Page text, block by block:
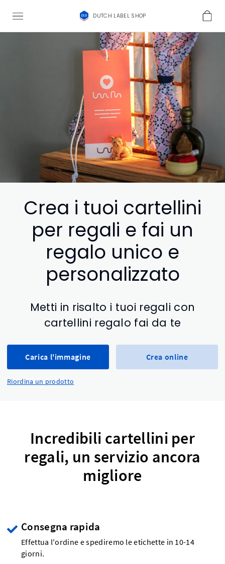
DUTCH LABEL SHOP
Crea i tuoi cartellini
per regali e fai un
regalo unico e
personalizzato
Metti in risalto i tuoi regali con
cartellini regalo fai da te
Carica l'immagine Crea online
Riordina un prodotto
Incredibili cartellini per
regali, un servizio ancora
migliore
Consegna rapida
Effettua l'ordine e spediremo le etichette in 10-14
giorni.